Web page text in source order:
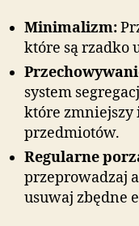
Minimalizm:
które są rzadko
system
które zmniejszy
przedmiotów.
Regularne
przeprowadzaj
usuwaj zbędne